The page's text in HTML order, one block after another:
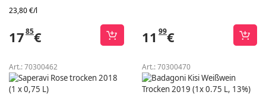
23,80 €/l
1785€ 11 99€
Art.:70300462 Art.:70300470